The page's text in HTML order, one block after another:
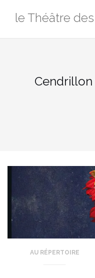
le Théâtre
Cendrillon
AU RÉPERTOIRE